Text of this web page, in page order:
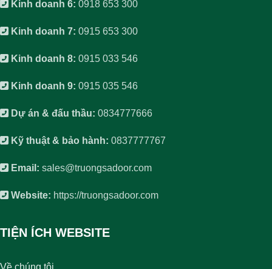
Kinh doanh 6: 0918 653 300
Kinh doanh 7: 0915 653 300
Kinh doanh 8: 0915 033 546
Kinh doanh 9: 0915 035 546
Dự án & đấu thầu: 0834777666
Kỹ thuật & bảo hành: 0837777767
Email: sales@truongsadoor.com
Website: https://truongsadoor.com
TIỆN ÍCH WEBSITE